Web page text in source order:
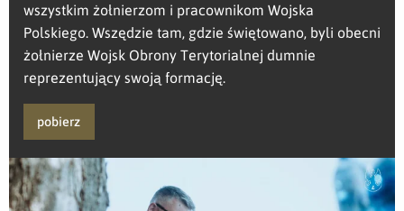
wszystkim żołnierzom i pracownikom Wojska
Polskiego. Wszędzie tam, gdzie świętowano, byli obecni
żołnierze Wojsk Obrony Terytorialnej dumnie
reprezentujący swoją formację.
pobierz